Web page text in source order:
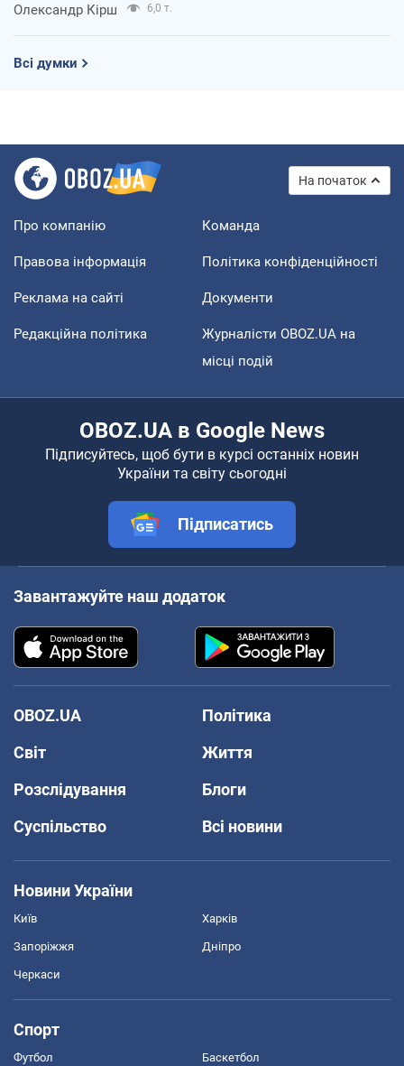
Олександр Кірш 6,0 т.
Всі думки
На початок
Про компанію Команда
Правова інформація Політика конфіденційності
Реклама на сайті Документи
Редакційна політика
Журналісти OBOZ.UA на
місці подій
OBOZ.UA в Google News
Підписуйтесь, щоб бути в курсі останніх новин
України та світу сьогодні
Підписатись
Завантажуйте наш додаток
OBOZ.UA
Політика
Світ
Життя
Розслідування
Блоги
Суспільство
Всі новини
Новини України
Київ Харків
Запоріжжя Дніпро
Черкаси
Спорт
Футбол Баскетбол